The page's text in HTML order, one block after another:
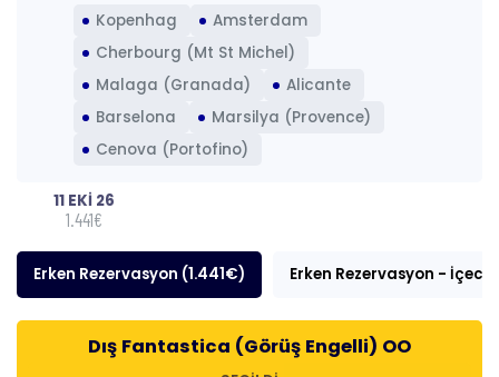
Kopenhag
Amsterdam
Cherbourg (Mt St Michel)
Malaga (Granada)
Alicante
Barselona
Marsilya (Provence)
Cenova (Portofino)
11 EKİ 26
1.441€
Erken Rezervasyon (1.441€) Erken Rezervasyon -
Dış Fantastica (Görüş Engelli) OO